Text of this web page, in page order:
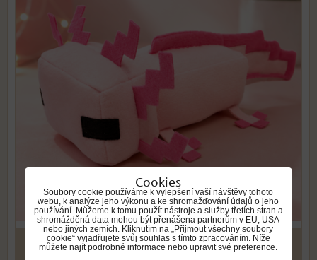
379 Kč
Cookies
Soubory cookie používáme k vylepšení vaší návštěvy tohoto
webu, k analýze jeho výkonu a ke shromažďování údajů o jeho
používání. Můžeme k tomu použít nástroje a služby třetích stran a
shromážděná data mohou být přenášena partnerům v EU, USA
nebo jiných zemích. Kliknutím na „Přijmout všechny soubory
cookie“ vyjadřujete svůj souhlas s tímto zpracováním. Níže
můžete najít podrobné informace nebo upravit své preference.